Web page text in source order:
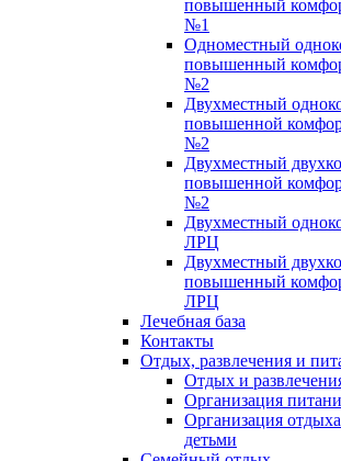
повышенный
№1
Одноместный
повышенный
№2
Двухместный
повышенной
№2
Двухместный
повышенной
№2
Двухместный
ЛРЦ
Двухместный
повышенный
ЛРЦ
Лечебная база
Контакты
Отдых, развлечения и
Отдых и
Организация
Организация
детьми